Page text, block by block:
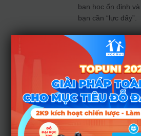
bạn học ổn định và
bạn cần “lực đẩy”.
Dành cho phụ
huynh:
Hãy cùng
con xác lập kế
hoạch ôn luyện từ
sớm. Đặc biệt, nếu
trước đây học sinh
coi nhẹ môn Tiếng
Anh hoặc chỉ xem
như môn phụ, năm